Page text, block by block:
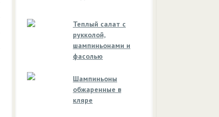
Теплый салат с
рукколой,
шампиньонами и
фасолью
Шампиньоны
обжаренные в
кляре